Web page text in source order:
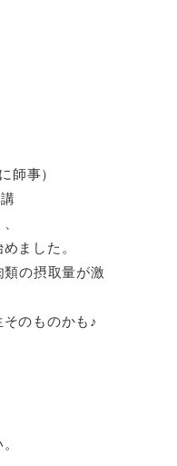
師事）
ました。
の摂取量が激
のものかも♪